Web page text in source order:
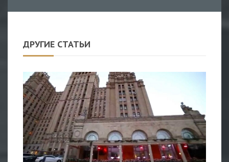
ДРУГИЕ СТАТЬИ